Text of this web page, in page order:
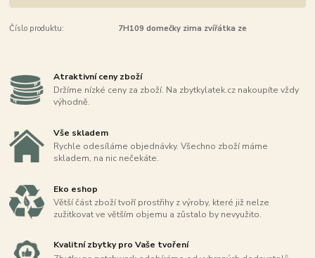
Číslo produktu: 7H109 domečky zima zvířátka ze
Atraktivní ceny zboží
Držíme nízké ceny za zboží. Na zbytkylatek.cz nakoupíte vždy
výhodně.
Vše skladem
Rychle odesíláme objednávky. Všechno zboží máme
skladem, na nic nečekáte.
Eko eshop
Větší část zboží tvoří prostřihy z výroby, které již nelze
zužitkovat ve větším objemu a zůstalo by nevyužito.
Kvalitní zbytky pro Vaše tvoření